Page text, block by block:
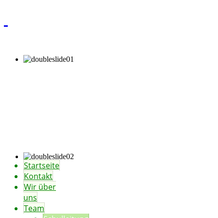
Startseite
Kontakt
Wir über
uns
Team